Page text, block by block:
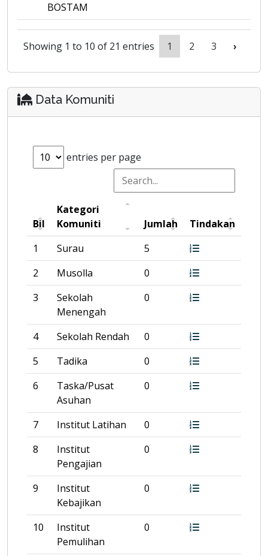
BOSTAM
Showing 1 to 10 of 21 entries 1 2 3 ›
Data Komuniti
entries per page
Bil
Kategori
Komuniti
Jumlah
Tindakan
1
Surau
5
2
Musolla
0
3
Sekolah
Menengah
0
4 Sekolah Rendah
0
5
Tadika
0
6
Taska/Pusat
Asuhan
0
7 Institut Latihan
0
8
Institut
Pengajian
0
9
Institut
Kebajikan
0
10
Institut
Pemulihan
0